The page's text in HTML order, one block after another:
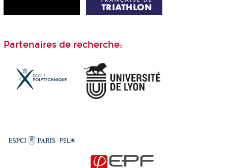
Partenaires de recherche: